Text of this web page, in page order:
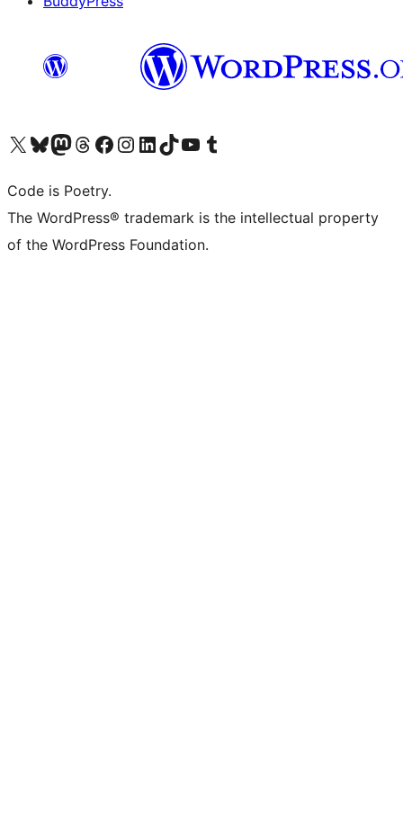
Navštivte náš účet na X (dříve Twitter)
Navštivte náš Bluesky účetNavštivte náš účet Mastodon
Navštivte náš Threads účetNavštivte naši stránku na Facebooku
Navštivte náš Instagram účetNavštivte náš LinkedIn účetNavštivte náš TikTok účetNavštivte náš YouTube kanálNavštivte náš Tumblr účet
Code is Poetry.
The WordPress® trademark is the intellectual property
of the WordPress Foundation.